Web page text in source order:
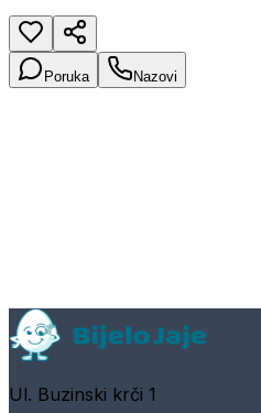
Poruka Nazovi
Ul. Buzinski krči 1